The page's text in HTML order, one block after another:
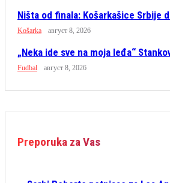
Ništa od finala: Košarkašice Srbije
Košarka август 8, 2026
„Neka ide sve na moja leđa“
Fudbal август 8, 2026
Preporuka za Vas